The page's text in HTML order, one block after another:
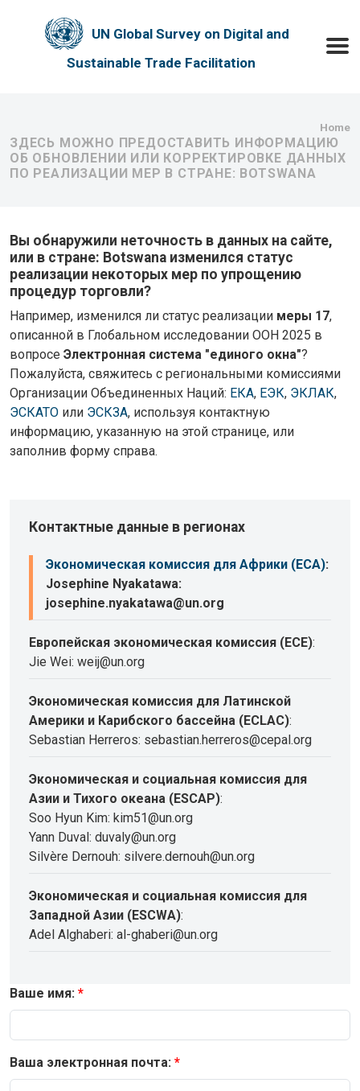
UN Global Survey on Digital and
Sustainable Trade Facilitation
Home
ЗДЕСЬ МОЖНО ПРЕДОСТАВИТЬ ИНФОРМАЦИЮ
ОБ ОБНОВЛЕНИИ ИЛИ КОРРЕКТИРОВКЕ ДАННЫХ
ПО РЕАЛИЗАЦИИ МЕР В СТРАНЕ: BOTSWANA
Вы обнаружили неточность в данных на сайте,
или в стране: Botswana изменился статус
реализации некоторых мер по упрощению
процедур торговли?
Например, изменился ли статус реализации меры 17,
описанной в Глобальном исследовании ООН 2025 в
вопросе Электронная система "единого окна"?
Пожалуйста, свяжитесь с региональными комиссиями
Организации Объединенных Наций: ЕКА, ЕЭК, ЭКЛАК,
ЭСКАТО или ЭСКЗА, используя контактную
информацию, указанную на этой странице, или
заполнив форму справа.
Контактные данные в регионах
Экономическая комиссия для Африки (ECA):
Josephine Nyakatawa:
josephine.nyakatawa@un.org
Европейская экономическая комиссия (ECE):
Jie Wei: weij@un.org
Экономическая комиссия для Латинской
Америки и Карибского бассейна (ECLAC):
Sebastian Herreros: sebastian.herreros@cepal.org
Экономическая и социальная комиссия для
Азии и Тихого океана (ESCAP):
Soo Hyun Kim: kim51@un.org
Yann Duval: duvaly@un.org
Silvère Dernouh: silvere.dernouh@un.org
Экономическая и социальная комиссия для
Западной Азии (ESCWA):
Adel Alghaberi: al-ghaberi@un.org
Ваше имя:
Ваша электронная почта: